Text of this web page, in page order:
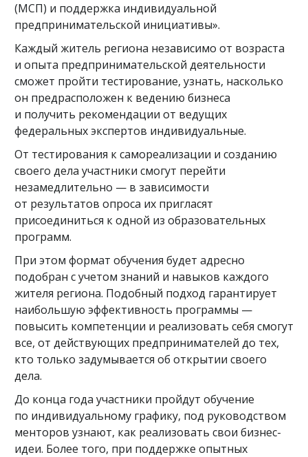
(МСП) и поддержка индивидуальной
предпринимательской инициативы».
Каждый житель региона независимо от возраста
и опыта предпринимательской деятельности
сможет пройти тестирование, узнать, насколько
он предрасположен к ведению бизнеса
и получить рекомендации от ведущих
федеральных экспертов индивидуальные.
От тестирования к самореализации и созданию
своего дела участники смогут перейти
незамедлительно — в зависимости
от результатов опроса их пригласят
присоединиться к одной из образовательных
программ.
При этом формат обучения будет адресно
подобран с учетом знаний и навыков каждого
жителя региона. Подобный подход гарантирует
наибольшую эффективность программы —
повысить компетенции и реализовать себя смогут
все, от действующих предпринимателей до тех,
кто только задумывается об открытии своего
дела.
До конца года участники пройдут обучение
по индивидуальному графику, под руководством
менторов узнают, как реализовать свои бизнес-
идеи. Более того, при поддержке опытных